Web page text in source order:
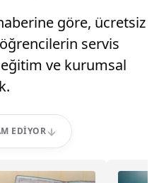
göre, ücretsiz
servis
ve kurumsal
EDIYOR